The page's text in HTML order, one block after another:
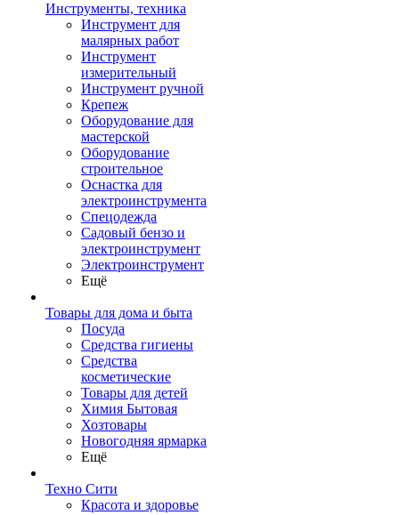
Инструменты, техника
Инструмент для
малярных работ
Инструмент
измерительный
Инструмент ручной
Крепеж
Оборудование для
мастерской
Оборудование
строительное
Оснастка для
электроинструмента
Спецодежда
Садовый бензо и
электроинструмент
Электроинструмент
Ещё
Товары для дома и быта
Посуда
Средства гигиены
Средства
косметические
Товары для детей
Химия Бытовая
Хозтовары
Новогодняя ярмарка
Ещё
Техно Сити
Красота и здоровье